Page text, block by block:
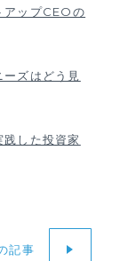
ップCEOの
ズはどう見
した投資家
記事